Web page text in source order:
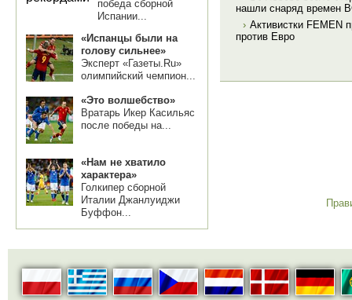
победа сборной
Испании...
«Испанцы были на
голову сильнее»
Эксперт «Газеты.Ru»
олимпийский чемпион...
«Это волшебство»
Вратарь Икер Касильяс
после победы на...
«Нам не хватило
характера»
Голкипер сборной
Италии Джанлуиджи
Буффон...
нашли снаряд времен
› Активистки FEMEN
против Евро